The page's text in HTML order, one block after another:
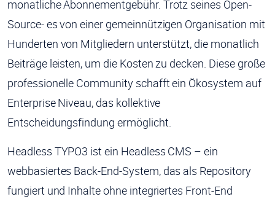
monatliche Abonnementgebühr. Trotz seines Open-
Source- es von einer gemeinnützigen Organisation mit
Hunderten von Mitgliedern unterstützt, die monatlich
Beiträge leisten, um die Kosten zu decken. Diese große
professionelle Community schafft ein Ökosystem auf
Enterprise Niveau, das kollektive
Entscheidungsfindung ermöglicht.
Headless TYPO3 ist ein Headless CMS – ein
webbasiertes Back-End-System, das als Repository
fungiert und Inhalte ohne integriertes Front-End